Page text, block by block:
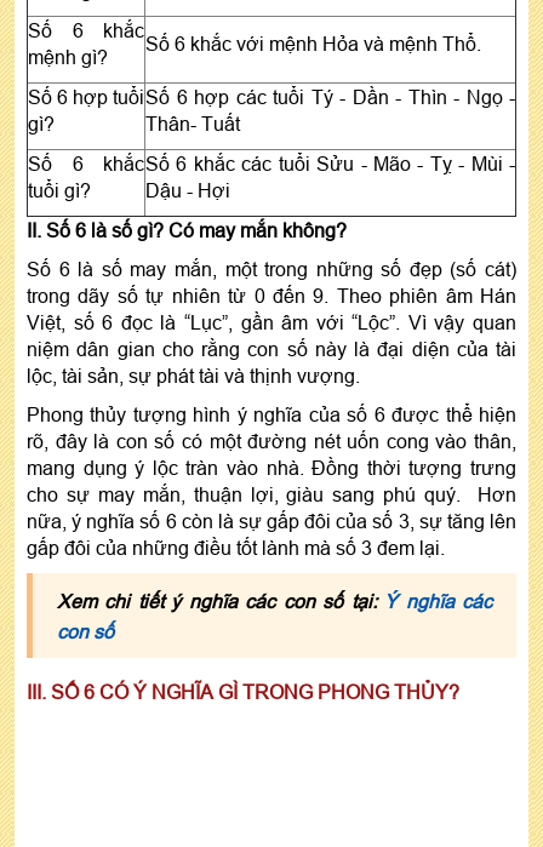
Số 6 khắc
mệnh gì?
Số 6 khắc với mệnh Hỏa và mệnh Thổ.
Số 6 hợp tuổi
gì?
Số 6 hợp các tuổi Tý - Dần - Thìn - Ngọ -
Thân- Tuất
Số 6 khắc
tuổi gì?
Số 6 khắc các tuổi Sửu - Mão - Tỵ - Mùi -
Dậu - Hợi
II. Số 6 là số gì? Có may mắn không?
Số 6 là số may mắn, một trong những số đẹp (số cát)
trong dãy số tự nhiên từ 0 đến 9. Theo phiên âm Hán
Việt, số 6 đọc là “Lục”, gần âm với “Lộc”. Vì vậy quan
niệm dân gian cho rằng con số này là đại diện của tài
lộc, tài sản, sự phát tài và thịnh vượng.
Phong thủy tượng hình ý nghĩa của số 6 được thể hiện
rõ, đây là con số có một đường nét uốn cong vào thân,
mang dụng ý lộc tràn vào nhà. Đồng thời tượng trưng
cho sự may mắn, thuận lợi, giàu sang phú quý. Hơn
nữa, ý nghĩa số 6 còn là sự gấp đôi của số 3, sự tăng lên
gấp đôi của những điều tốt lành mà số 3 đem lại.
Xem chi tiết ý nghĩa các con số tại: Ý nghĩa các
con số
III. SỐ 6 CÓ Ý NGHĨA GÌ TRONG PHONG THỦY?